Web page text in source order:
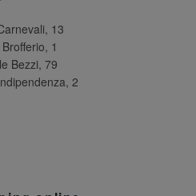
13
1
Bezzi, 79
2